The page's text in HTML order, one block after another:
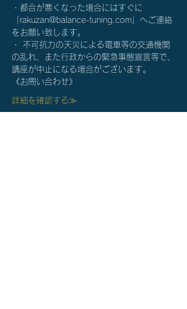
・都合が悪くなった場合にはすぐに
「rakuzan@balance-tuning.com」へご連絡
をお願い致します。
・ 不可抗力の天災による電車等の交通機関
の乱れ、また行政からの緊急事態宣言等で、
講座が中止になる場合がございます。
《お問い合わせ》
詳細を確認する≫